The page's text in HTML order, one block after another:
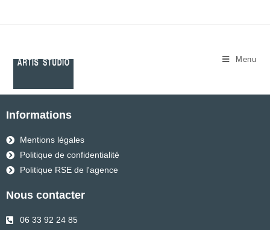
Menu
Informations
Mentions légales
Politique de confidentialité
Politique RSE de l'agence
Nous contacter
06 33 92 24 85